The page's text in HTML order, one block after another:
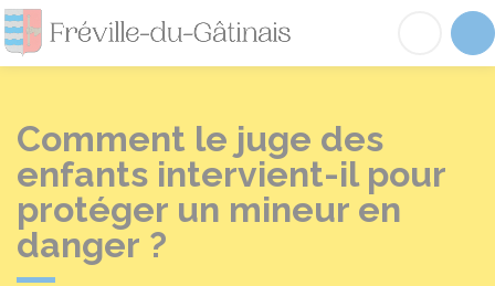
Fréville-du-
Comment le juge des
enfants intervient-il pour
protéger un mineur en
danger ?